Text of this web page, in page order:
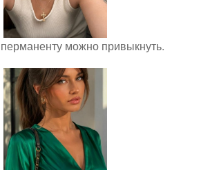
можно привыкнуть.